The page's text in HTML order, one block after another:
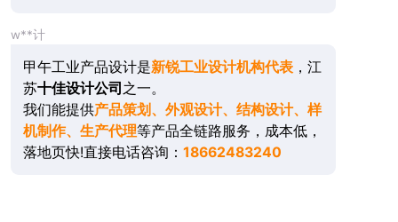
w**计
甲午工业产品设计是新锐工业设计机构代表，江
苏十佳设计公司 之一。
我们能提供产品策划、外观设计、结构设计、样
机制作、生产代理等产品全链路服务，成本低，
落地页快!直接电话咨询： 18662483240